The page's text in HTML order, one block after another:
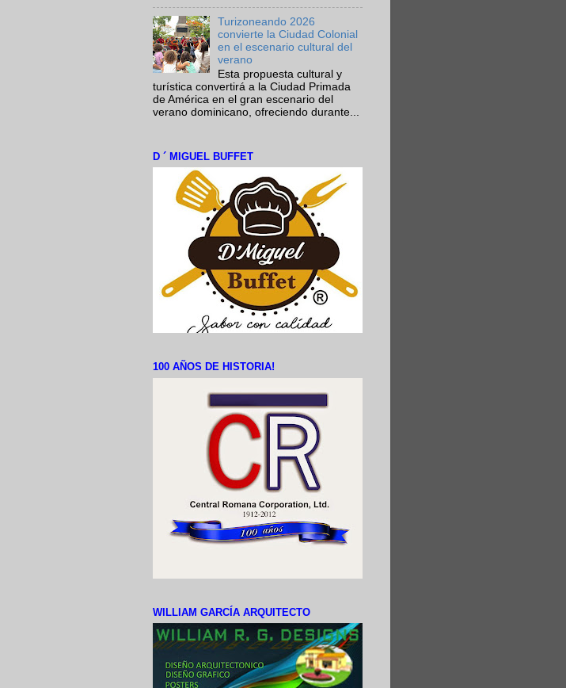
Turizoneando 2026
convierte la Ciudad Colonial
en el escenario cultural del
verano
Esta propuesta cultural y
turística convertirá a la Ciudad Primada
de América en el gran escenario del
verano dominicano, ofreciendo durante...
D ´ MIGUEL BUFFET
100 AÑOS DE HISTORIA!
WILLIAM GARCÍA ARQUITECTO